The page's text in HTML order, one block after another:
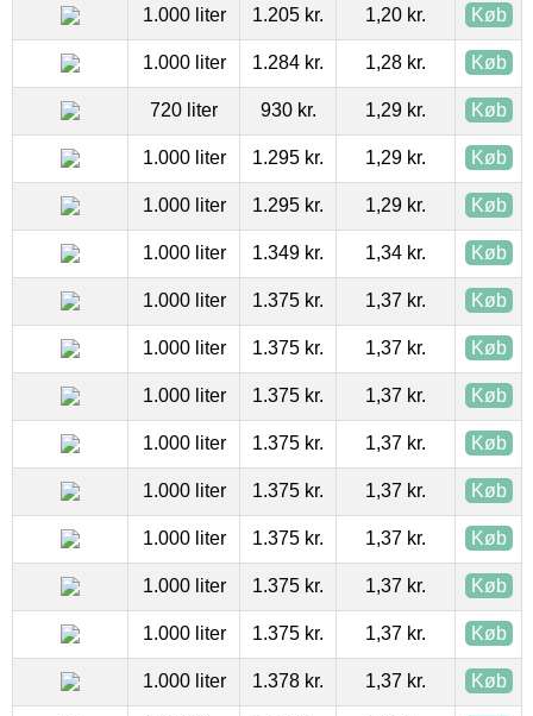
1.000 liter 1.205 kr. 1,20 kr. Køb
1.000 liter 1.284 kr. 1,28 kr. Køb
720 liter 930 kr. 1,29 kr. Køb
1.000 liter 1.295 kr. 1,29 kr. Køb
1.000 liter 1.295 kr. 1,29 kr. Køb
1.000 liter 1.349 kr. 1,34 kr. Køb
1.000 liter 1.375 kr. 1,37 kr. Køb
1.000 liter 1.375 kr. 1,37 kr. Køb
1.000 liter 1.375 kr. 1,37 kr. Køb
1.000 liter 1.375 kr. 1,37 kr. Køb
1.000 liter 1.375 kr. 1,37 kr. Køb
1.000 liter 1.375 kr. 1,37 kr. Køb
1.000 liter 1.375 kr. 1,37 kr. Køb
1.000 liter 1.375 kr. 1,37 kr. Køb
1.000 liter 1.378 kr. 1,37 kr. Køb